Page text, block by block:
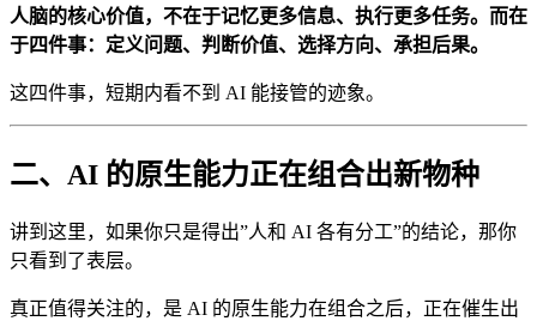
人脑的核心价值，不在于记忆更多信息、执行更多任务。而在
于四件事：定义问题、判断价值、选择方向、承担后果。
这四件事，短期内看不到 AI 能接管的迹象。
二、AI 的原生能力正在组合出新物种
讲到这里，如果你只是得出”人和 AI 各有分工”的结论，那你
只看到了表层。
真正值得关注的，是 AI 的原生能力在组合之后，正在催生出